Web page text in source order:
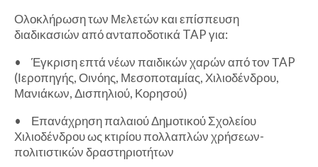
Ολοκλήρωση των Μελετών και επίσπευση
διαδικασιών από ανταποδοτικά TAP για:
•
Έγκριση επτά νέων παιδικών χαρών από τον ΤAP
(Ιεροπηγής, Οινόης, Μεσοποταμίας, Χιλιοδένδρου,
Μανιάκων, Δισπηλιού, Κορησού)
•
Επανάχρηση παλαιού Δημοτικού Σχολείου
Χιλιοδένδρου ως κτιρίου πολλαπλών χρήσεων-
πολιτιστικών δραστηριοτήτων